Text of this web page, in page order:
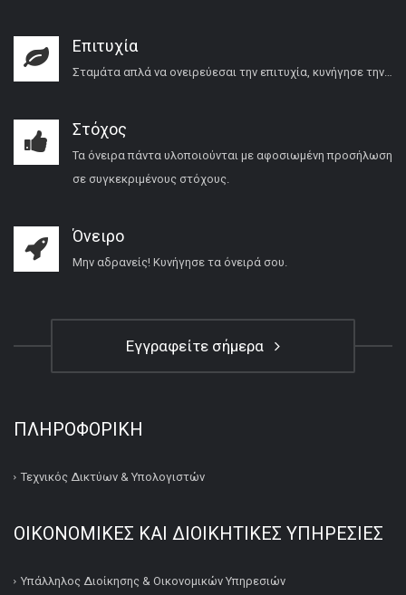
Επιτυχία
Σταμάτα απλά να ονειρεύεσαι την επιτυχία, κυνήγησε την…
Στόχος
Τα όνειρα πάντα υλοποιούνται με αφοσιωμένη προσήλωση
σε συγκεκριμένους στόχους.
Όνειρο
Μην αδρανείς! Κυνήγησε τα όνειρά σου.
Εγγραφείτε σήμερα
ΠΛΗΡΟΦΟΡΙΚΉ
Τεχνικός Δικτύων & Υπολογιστών
ΟΙΚΟΝΟΜΙΚΕΣ ΚΑΙ ΔΙΟΙΚΗΤΙΚΕΣ ΥΠΗΡΕΣΙΕΣ
Υπάλληλος Διοίκησης & Οικονομικών Υπηρεσιών